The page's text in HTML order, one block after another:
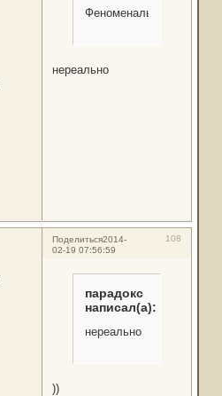
Феноменально.
нереально
Поделиться 108
2014-
02-19 07:56:59
парадокс
написал(а):
нереально
))